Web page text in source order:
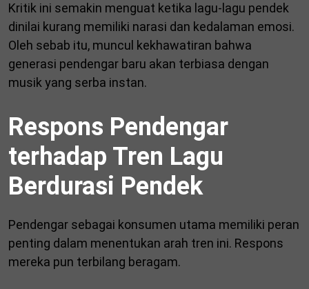
Kritik ini semakin menguat ketika lagu-lagu pendek
dinilai kurang memiliki narasi dan kedalaman emosi.
Oleh sebab itu, muncul kekhawatiran bahwa
generasi pendengar baru akan terbiasa dengan
musik yang serba instan.
Respons Pendengar
terhadap Tren Lagu
Berdurasi Pendek
Pendengar sebagai konsumen utama memiliki peran
penting dalam menentukan arah tren ini. Respons
mereka pun terbilang beragam.